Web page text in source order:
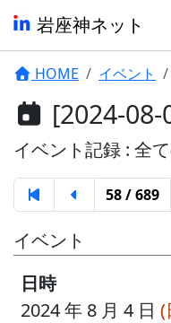
岩座神ネット
HOME イベント
[2024-
イベント記録 : 全
58 / 689
イベント
日時
2024 年 8 月 4 日 (